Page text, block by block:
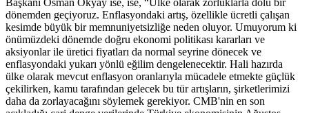
Başkanı Osman Okyay ise, ise, “Ülke olarak zorluklarla dolu bir
dönemden geçiyoruz. Enflasyondaki artış, özellikle ücretli çalışan
kesimde büyük bir memnuniyetsizliğe neden oluyor. Umuyorum ki
önümüzdeki dönemde doğru ekonomi politikası kararları ve
aksiyonlar ile üretici fiyatları da normal seyrine dönecek ve
enflasyondaki yukarı yönlü eğilim dengelenecektir. Hali hazırda
ülke olarak mevcut enflasyon oranlarıyla mücadele etmekte güçlük
çekilirken, kamu tarafından gelecek bu tür artışların, şirketlerimizi
daha da zorlayacağını söylemek gerekiyor. CMB'nin en son